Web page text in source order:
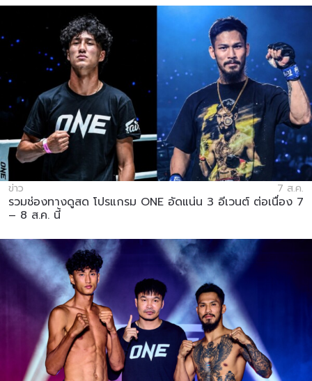
ข่าว 7 ส.ค.
รวมช่องทางดูสด โปรแกรม ONE อัดแน่น 3 อีเวนต์ ต่อเนื่อง 7
– 8 ส.ค. นี้